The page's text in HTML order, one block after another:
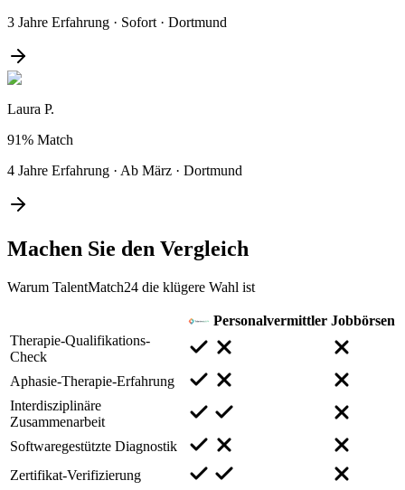
3 Jahre Erfahrung · Sofort · Dortmund
Laura P.
91% Match
4 Jahre Erfahrung · Ab März · Dortmund
Machen Sie den Vergleich
Warum TalentMatch24 die klügere Wahl ist
Personalvermittler Jobbörsen
Therapie-Qualifikations-
Check
Aphasie-Therapie-Erfahrung
Interdisziplinäre
Zusammenarbeit
Softwaregestützte Diagnostik
Zertifikat-Verifizierung